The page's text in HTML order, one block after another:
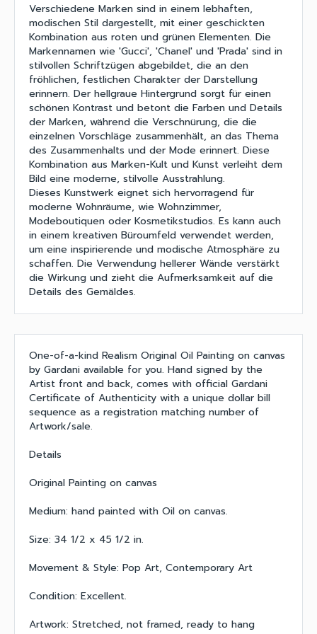
Verschiedene Marken sind in einem lebhaften,
modischen Stil dargestellt, mit einer geschickten
Kombination aus roten und grünen Elementen. Die
Markennamen wie 'Gucci', 'Chanel' und 'Prada' sind in
stilvollen Schriftzügen abgebildet, die an den
fröhlichen, festlichen Charakter der Darstellung
erinnern. Der hellgraue Hintergrund sorgt für einen
schönen Kontrast und betont die Farben und Details
der Marken, während die Verschnürung, die die
einzelnen Vorschläge zusammenhält, an das Thema
des Zusammenhalts und der Mode erinnert. Diese
Kombination aus Marken-Kult und Kunst verleiht dem
Bild eine moderne, stilvolle Ausstrahlung.
Dieses Kunstwerk eignet sich hervorragend für
moderne Wohnräume, wie Wohnzimmer,
Modeboutiquen oder Kosmetikstudios. Es kann auch
in einem kreativen Büroumfeld verwendet werden,
um eine inspirierende und modische Atmosphäre zu
schaffen. Die Verwendung hellerer Wände verstärkt
die Wirkung und zieht die Aufmerksamkeit auf die
Details des Gemäldes.
One-of-a-kind Realism Original Oil Painting on canvas
by Gardani available for you. Hand signed by the
Artist front and back, comes with official Gardani
Certificate of Authenticity with a unique dollar bill
sequence as a registration matching number of
Artwork/sale.
Details
Original Painting on canvas
Medium: hand painted with Oil on canvas.
Size: 34 1/2 x 45 1/2 in.
Movement & Style: Pop Art, Contemporary Art
Condition: Excellent.
Artwork: Stretched, not framed, ready to hang